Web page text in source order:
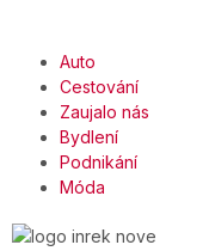
Auto
Cestování
Zaujalo nás
Bydlení
Podnikání
Móda